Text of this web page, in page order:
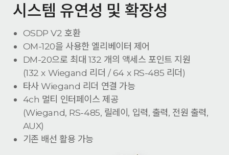
시스템 유연성 및 확장성
OSDP V2 호환
OM-120을 사용한 엘리베이터 제어
DM-20으로 최대 132 개의 액세스 포인트 지원
(132 x Wiegand 리더 / 64 x RS-485 리더)
타사 Wiegand 리더 연결 가능
4ch 멀티 인터페이스 제공
(Wiegand, RS-485, 릴레이, 입력, 출력, 전원 출력,
AUX)
기존 배선 활용 가능